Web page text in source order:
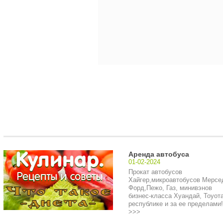
Аренда автобуса
01-02-2024
Прокат автобусов
Хайгер,микроавтобусов
Форд,Пежо, Газ, минивэнов
бизнес-класса Хуандай,
республике и за ее
>>>